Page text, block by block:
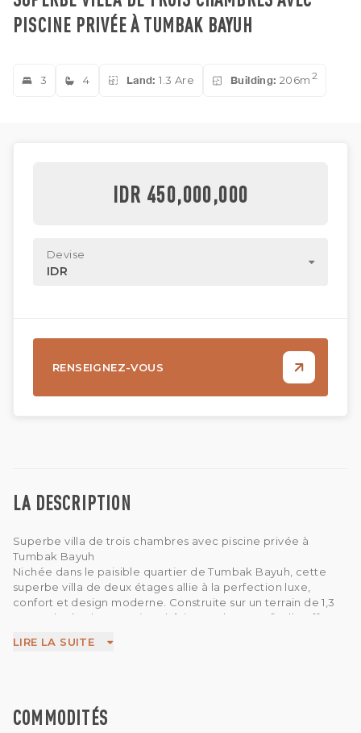
PISCINE PRIVÉE À TUMBAK BAYUH
3 4 Land: 1.3 Are Building: 206m 2
LA DESCRIPTION
Superbe villa de trois chambres avec piscine privée à
Tumbak Bayuh
Nichée dans le paisible quartier de Tumbak Bayuh, cette
superbe villa de deux étages allie à la perfection luxe,
confort et design moderne. Construite sur un terrain de 1,3
are et dotée d'un spacieux bâtiment de 206 m², elle offre un
contemporain.
salon TV chaleureux pour plus de confort. Chacune des trois
chambres spacieuses dispose de sa propre salle de bain
LIRE LA SUITE
COMMODITÉS
IDR 450,000,000
Devise
IDR
RENSEIGNEZ-VOUS